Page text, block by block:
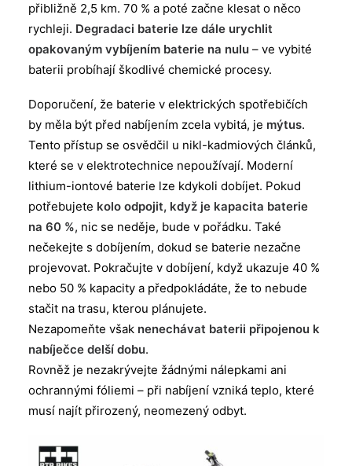
přibližně 2,5 km. 70 % a poté začne klesat o něco
rychleji. Degradaci baterie lze dále urychlit
opakovaným vybíjením baterie na nulu – ve vybité
baterii probíhají škodlivé chemické procesy.
Doporučení, že baterie v elektrických spotřebičích
by měla být před nabíjením zcela vybitá, je mýtus.
Tento přístup se osvědčil u nikl-kadmiových článků,
které se v elektrotechnice nepoužívají. Moderní
lithium-iontové baterie lze kdykoli dobíjet. Pokud
potřebujete kolo odpojit, když je kapacita baterie
na 60 %, nic se neděje, bude v pořádku. Také
nečekejte s dobíjením, dokud se baterie nezačne
projevovat. Pokračujte v dobíjení, když ukazuje 40 %
nebo 50 % kapacity a předpokládáte, že to nebude
stačit na trasu, kterou plánujete.
Nezapomeňte však nenechávat baterii připojenou k
nabíječce delší dobu.
Rovněž je nezakrývejte žádnými nálepkami ani
ochrannými fóliemi – při nabíjení vzniká teplo, které
musí najít přirozený, neomezený odbyt.